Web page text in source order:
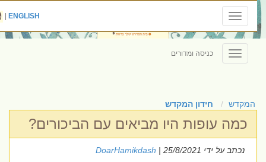
Toggle
navigation
ENGLISH
|
Toggle
navigation
כניסה ומדורים
המקדש חידון המקדש
כמה עופות היו מביאים עם הביכורים?
נכתב על ידי DoarHamikdash| 25/8/2021